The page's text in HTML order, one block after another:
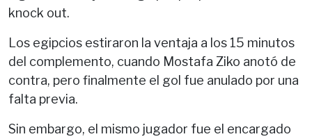
knock out.
Los egipcios estiraron la ventaja a los 15 minutos
del complemento, cuando Mostafa Ziko anotó de
contra, pero finalmente el gol fue anulado por una
falta previa.
Sin embargo, el mismo jugador fue el encargado